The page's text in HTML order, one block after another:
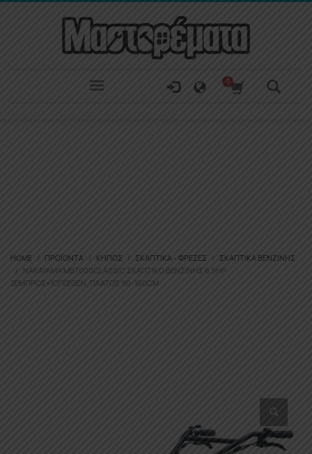
HOME ΠΡΟΪΌΝΤΑ ΚΉΠΟΣ ΣΚΑΠΤΙΚΆ - ΦΡΈΖΕΣ
ΣΚΑΠΤΙΚΆ ΒΕΝΖΊΝΗΣ
NAKAYAMA MB7000CLASSIC ΣΚΑΠΤΙΚΌ ΒΕΝΖΊΝΗΣ 6.5ΗΡ
2ΕΜΠΡΌΣ+1ΌΠΙΣΘΕΝ, ΠΛΆΤΟΣ 90-100CM